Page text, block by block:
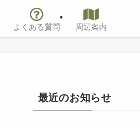
よくある質問 周辺案内
最近のお知らせ